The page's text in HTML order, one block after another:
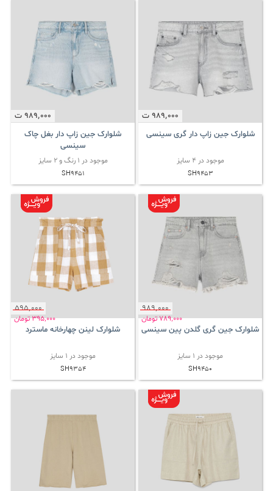
989٬000 ت
شلوارک جین زاپ دار گری سینسی
موجود در 4 سایز
SH9453
989٬000 ت
شلوارک جین زاپ دار بغل چاک
سینسی
موجود در 1 رنگ و 2 سایز
SH9451
989٬000
789٬000تومان
شلوارک جین گری گلدن پین سینسی
موجود در 1 سایز
SH9450
595٬000
395٬000تومان
شلوارک لینن چهارخانه ماسترد
موجود در 1 سایز
SH9354